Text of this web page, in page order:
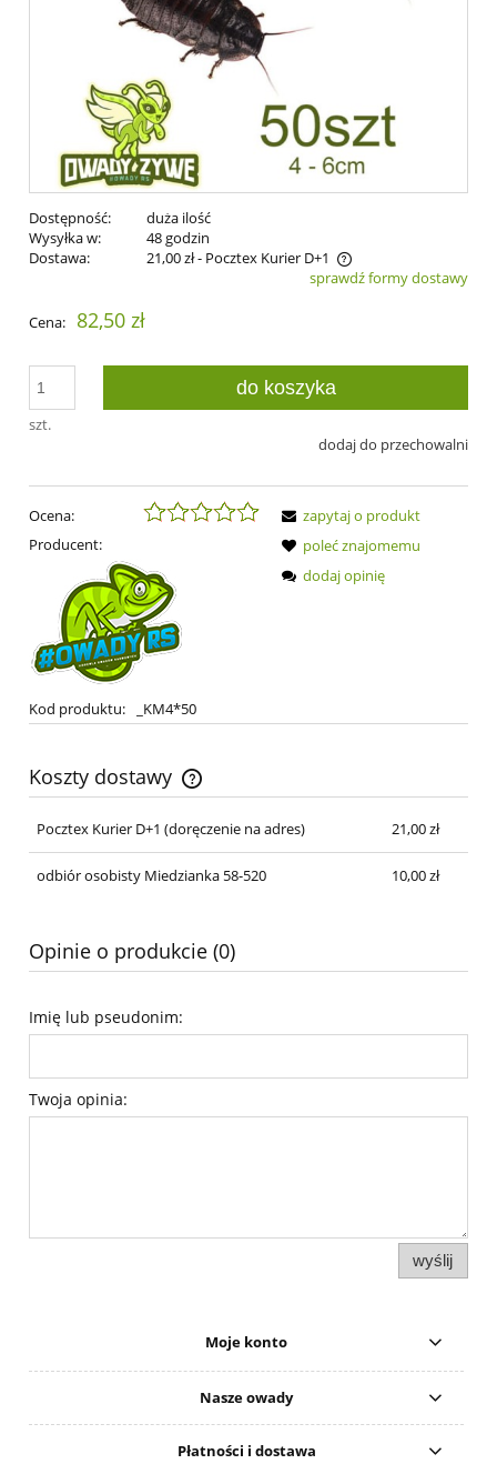
Dostępność:
duża ilość
Wysyłka w:
48 godzin
Dostawa:
21,00 zł- Pocztex Kurier D+1
Cena nie zawiera ewentualnych kosztów płatnościsprawdź formy dostawy
Cena: 82,50 zł
szt.
do koszyka
dodaj do przechowalni
Ocena:
Producent:
Kod produktu: _KM4*50
zapytaj o produkt
poleć znajomemu
dodaj opinię
Koszty dostawy
Cena nie zawiera ewentualnych kosztów płatności
Pocztex Kurier D+1 (doręczenie na adres) 21,00 zł
odbiór osobisty Miedzianka 58-520 10,00 zł
Opinie o produkcie (0)
Imię lub pseudonim:
Twoja opinia:
wyślij
Moje konto
Nasze owady
Płatności i dostawa